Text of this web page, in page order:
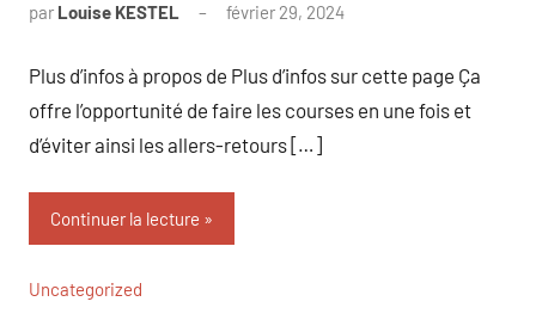
par Louise KESTEL février 29, 2024
Plus d’infos à propos de Plus d’infos sur cette page Ça
offre l’opportunité de faire les courses en une fois et
d’éviter ainsi les allers-retours […]
Continuer la lecture
Uncategorized